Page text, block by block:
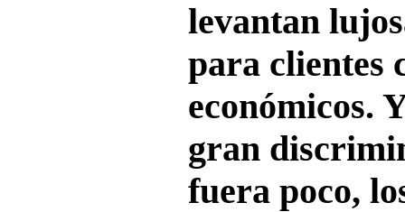
levantan
para clientes
económicos.
gran
fuera poco,